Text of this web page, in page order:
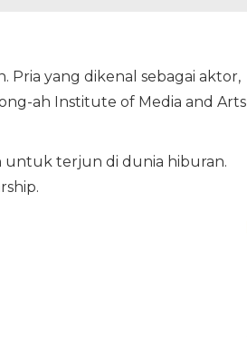
Pria yang dikenal sebagai aktor,
ah Institute of Media and Arts
untuk terjun di dunia hiburan.